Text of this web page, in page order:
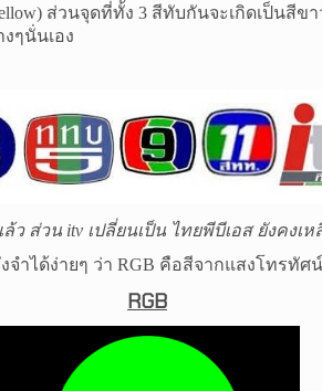
) ส่วนจุดที่ทั้ง 3 สีทับกันจะเกิดเป็นสีข
ๆนั่นเอง
ล้ว ส่วน itv เปลี่ยนเป็น ไทยพีบีเอส ยังคงเ
จำได้ง่ายๆ ว่า RGB คือสีจากแสงโทรทัศ
RGB